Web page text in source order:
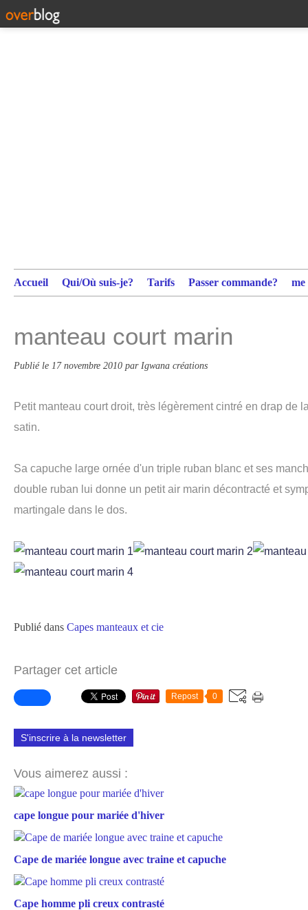
Accueil Qui/Où suis-je? Tarifs Passer commande?
manteau court marin
Publié le 17 novembre 2010 par Igwana créations
Petit manteau court droit, très légèrement cintré en drap de
satin.
Sa capuche large ornée d'un triple ruban blanc et ses
double ruban lui donne un petit air marin décontracté et
martingale dans le dos.
Publié dans Capes manteaux et cie
Partager cet article
Repost 0
S'inscrire à la newsletter
Vous aimerez aussi :
cape longue pour mariée d'hiver
Cape de mariée longue avec traine et capuche
Cape homme pli creux contrasté